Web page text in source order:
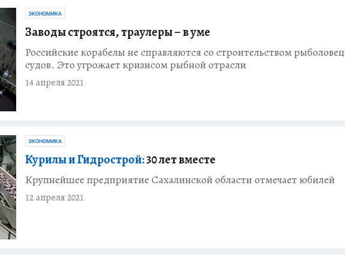
ЭКОНОМИКА
Заводы строятся, траулеры – в уме
Российские корабелы не справляются со строительством
судов. Это угрожает кризисом рыбной отрасли
14 апреля 2021
ЭКОНОМИКА
Курилы и Гидрострой:30 лет вместе
Крупнейшее предприятие Сахалинской области отмечает юбилей
12 апреля 2021